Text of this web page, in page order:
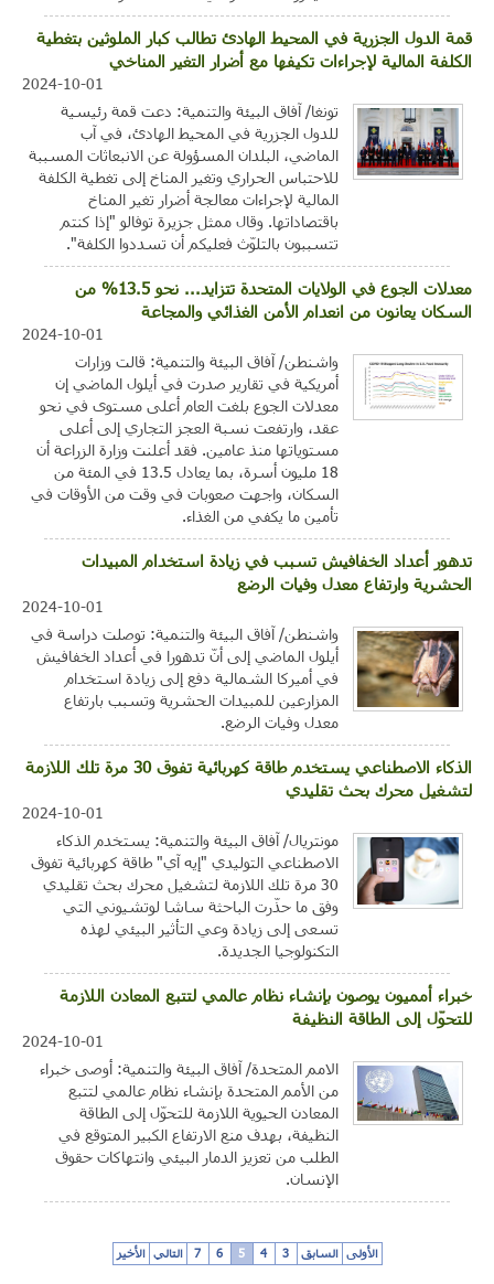
قمة الدول الجزرية في المحيط الهادئ تطالب كبار الملوثين بتغطية
الكلفة المالية لإجراءات تكيفها مع أضرار التغير المناخي
2024-10-01
تونغا/ آفاق البيئة والتنمية: دعت قمة رئيسية
للدول الجزرية في المحيط الهادئ، في آب
الماضي، البلدان المسؤولة عن الانبعاثات المسببة
للاحتباس الحراري وتغير المناخ إلى تغطية الكلفة
المالية لإجراءات معالجة أضرار تغير المناخ
باقتصاداتها. وقال ممثل جزيرة توفالو "إذا كنتم
تتسببون بالتلوّث فعليكم أن تسددوا الكلفة".
معدلات الجوع في الولايات المتحدة تتزايد... نحو 13.5% من
السكان يعانون من انعدام الأمن الغذائي والمجاعة
2024-10-01
واشنطن/ آفاق البيئة والتنمية: قالت وزارات
أمريكية في تقارير صدرت في أيلول الماضي إن
معدلات الجوع بلغت العام أعلى مستوى في نحو
عقد، وارتفعت نسبة العجز التجاري إلى أعلى
مستوياتها منذ عامين. فقد أعلنت وزارة الزراعة أن
18 مليون أسرة، بما يعادل 13.5 في المئة من
السكان، واجهت صعوبات في وقت من الأوقات في
تأمين ما يكفي من الغذاء.
تدهور أعداد الخفافيش تسبب في زيادة استخدام المبيدات
الحشرية وارتفاع معدل وفيات الرضع
2024-10-01
واشنطن/ آفاق البيئة والتنمية: توصلت دراسة في
أيلول الماضي إلى أنّ تدهورا في أعداد الخفافيش
في أميركا الشمالية دفع إلى زيادة استخدام
المزارعين للمبيدات الحشرية وتسبب بارتفاع
معدل وفيات الرضع.
الذكاء الاصطناعي يستخدم طاقة كهربائية تفوق 30 مرة تلك اللازمة
لتشغيل محرك بحث تقليدي
2024-10-01
مونتريال/ آفاق البيئة والتنمية: يستخدم الذكاء
الاصطناعي التوليدي "إيه آي" طاقة كهربائية تفوق
30 مرة تلك اللازمة لتشغيل محرك بحث تقليدي
وفق ما حذّرت الباحثة ساشا لوتشيوني التي
تسعى إلى زيادة وعي التأثير البيئي لهذه
التكنولوجيا الجديدة.
خبراء أمميون يوصون بإنشاء نظام عالمي لتتبع المعادن اللازمة
للتحوّل إلى الطاقة النظيفة
2024-10-01
الامم المتحدة/ آفاق البيئة والتنمية: أوصى خبراء
من الأمم المتحدة بإنشاء نظام عالمي لتتبع
المعادن الحيوية اللازمة للتحوّل إلى الطاقة
النظيفة، بهدف منع الارتفاع الكبير المتوقع في
الطلب من تعزيز الدمار البيئي وانتهاكات حقوق
الإنسان.
الأولى السابق 3
4
5
6
7 التالي الأخير